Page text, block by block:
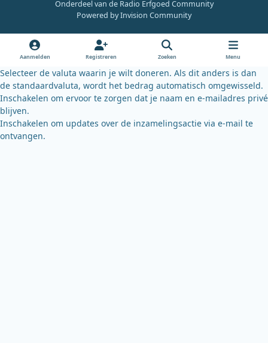
e
k
k
y
Onderdeel van de Radio Erfgoed Community
Powered byInvision Community
Aanmelden Registreren Zoeken Menu
Selecteer de valuta waarin je wilt doneren. Als dit anders is dan
de standaardvaluta, wordt het bedrag automatisch omgewisseld.
Inschakelen om ervoor te zorgen dat je naam en e-mailadres privé
blijven.
Inschakelen om updates over de inzamelingsactie via e-mail te
ontvangen.